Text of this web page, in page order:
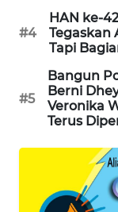
#4
HAN ke-
Tegaskan
Tapi
#5
Bangun
Berni
Veronika
Terus
FISUELRI
ID
ENERGI
NEWS
CILEUNGSI
BERKAT